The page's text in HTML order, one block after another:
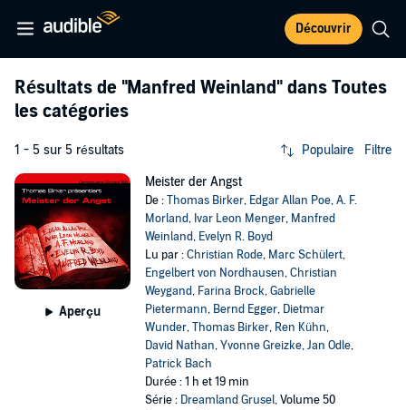
Découvrir
Résultats de "Manfred Weinland" dans Toutes
les catégories
1 - 5 sur 5 résultats Populaire Filtre
Aperçu
Meister der Angst
De :Thomas Birker, Edgar Allan Poe,A. F.
Morland, Ivar Leon Menger, Manfred
Weinland, Evelyn R. Boyd
Lu par :Christian Rode, Marc Schülert,
Engelbert von Nordhausen,Christian
Weygand, Farina Brock,Gabrielle
Pietermann, Bernd Egger, Dietmar
Wunder,Thomas Birker, Ren Kühn,
David Nathan,Yvonne Greizke,Jan Odle,
Patrick Bach
Durée : 1 h et 19 min
Série : Dreamland Grusel, Volume 50